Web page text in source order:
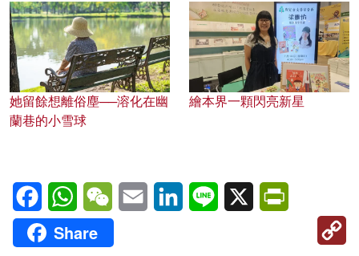
她留餘想離俗塵──溶化在幽
蘭巷的小雪球
繪本界一顆閃亮新星
FacebookWhatsAppWeChatEmail LinkedInLine X
Share